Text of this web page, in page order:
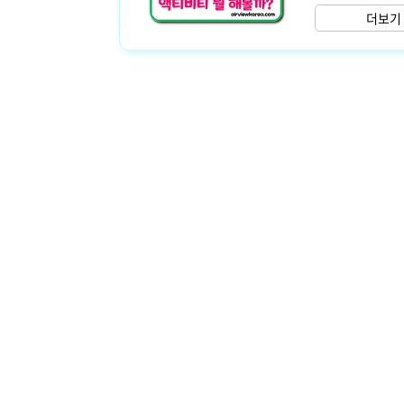
됩니다 겨울에
합니다 4가지
더보기